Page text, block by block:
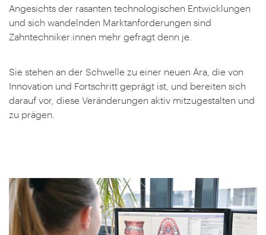
Angesichts der rasanten technologischen Entwicklungen
und sich wandelnden Marktanforderungen sind
Zahntechniker:innen mehr gefragt denn je.
Sie stehen an der Schwelle zu einer neuen Ära, die von
Innovation und Fortschritt geprägt ist, und bereiten sich
darauf vor, diese Veränderungen aktiv mitzugestalten und
zu prägen.